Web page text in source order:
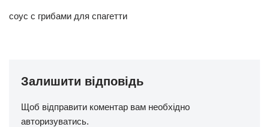
соус с грибами для спагетти
Залишити відповідь
Щоб відправити коментар вам необхідно
авторизуватись.